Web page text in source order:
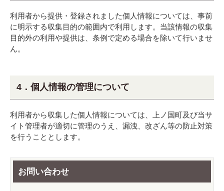
利用者から提供・登録されました個人情報については、事前
に明示する収集目的の範囲内で利用します。当該情報の収集
目的外の利用や提供は、条例で定める場合を除いて行いませ
ん。
4．個人情報の管理について
利用者から収集した個人情報については、上ノ国町及び当サ
イト管理者が適切に管理のうえ、漏洩、改ざん等の防止対策
を行うこととします。
お問い合わせ